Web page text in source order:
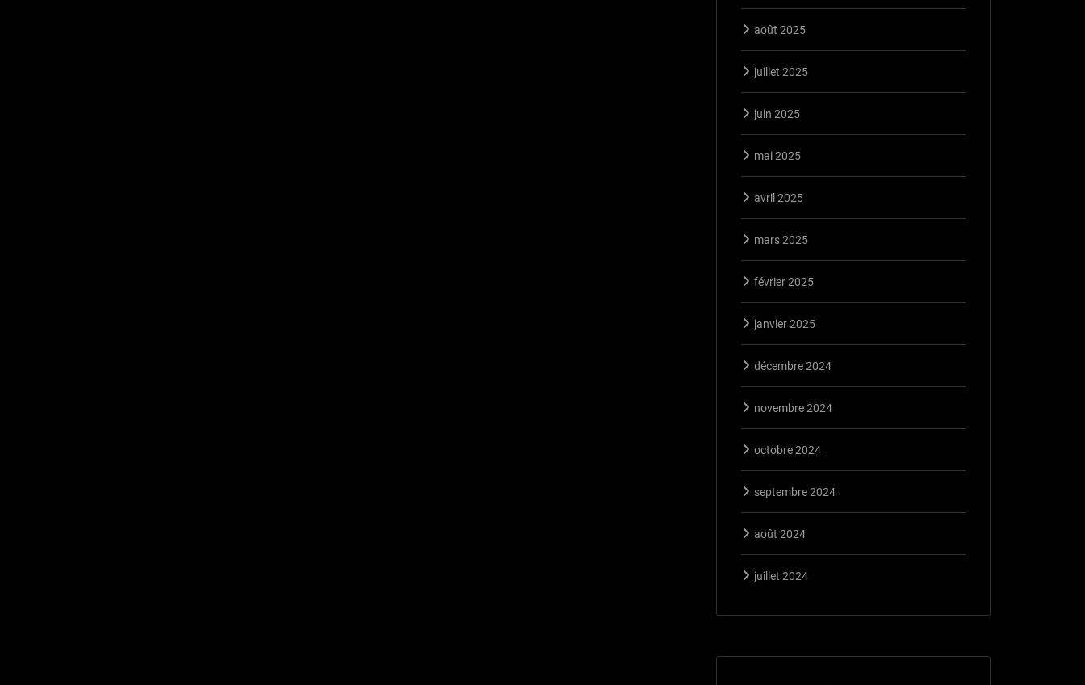
août 2025
juillet 2025
juin 2025
mai 2025
avril 2025
mars 2025
février 2025
janvier 2025
décembre 2024
novembre 2024
octobre 2024
septembre 2024
août 2024
juillet 2024